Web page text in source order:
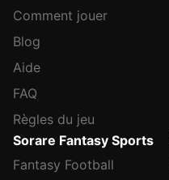
Comment jouer
Blog
Aide
FAQ
Règles du jeu
Sorare Fantasy Sports
Fantasy Football